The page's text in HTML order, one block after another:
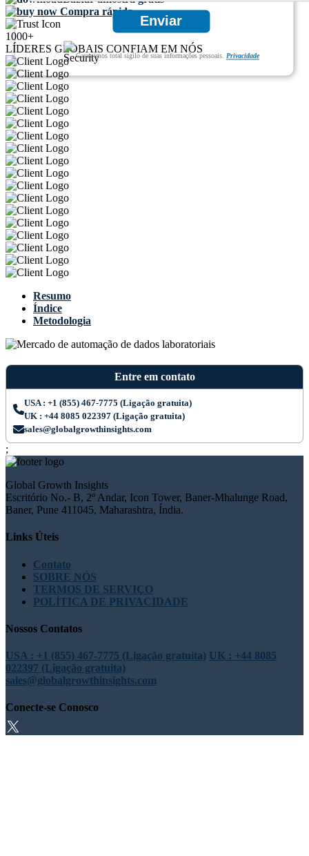
Compra rápida
1000+
LÍDERES GLOBAIS CONFIAM EM NÓS
Resumo
Índice
Metodologia
Enviar
Garantimos total sigilo de suas informações pessoais. Privacidade
Entre em contato
USA : +1 (855) 467-7775 (Ligação gratuita)
UK : +44 8085 022397 (Ligação gratuita)
sales@globalgrowthinsights.com
;
Global Growth Insights
Escritório No.- B, 2º Andar, Icon Tower, Baner-Mhalunge Road,
Baner, Pune 411045, Maharashtra, Índia.
Links Úteis
Contato
SOBRE NÓS
TERMOS DE SERVIÇO
POLÍTICA DE PRIVACIDADE
Nossos Contatos
USA : +1 (855) 467-7775 (Ligação gratuita) UK : +44 8085
022397 (Ligação gratuita)
sales@globalgrowthinsights.com
Conecte-se Conosco